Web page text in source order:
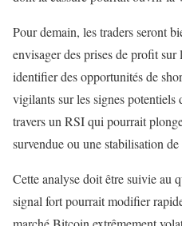
Pour demain, les traders seront
envisager des prises de profit
identifier des opportunités de
vigilants sur les signes potentiels
travers un RSI qui pourrait
survendue ou une stabilisation
Cette analyse doit être suivie au
signal fort pourrait modifier